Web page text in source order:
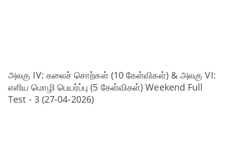
அலகு IV: கலைச் சொற்கள் (10 கேள்விகள்) & அலகு VI:
எளிய மொழி பெயர்ப்பு (5 கேள்விகள்) Weekend Full
Test - 3 (27-04-2026)